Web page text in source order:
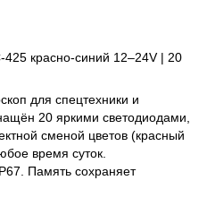
красно-синий 12–24V | 20
для спецтехники и
20 яркими светодиодами,
сменой цветов (красный
время суток.
Память сохраняет